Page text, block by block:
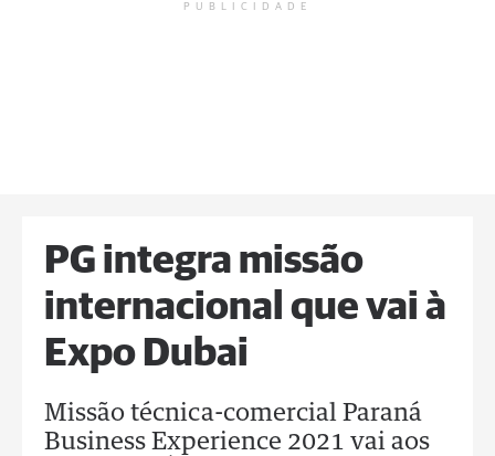
PUBLICIDADE
PG integra missão
internacional que vai à
Expo Dubai
Missão técnica-comercial Paraná
Business Experience 2021 vai aos